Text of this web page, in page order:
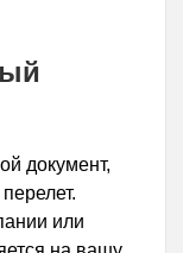
документ,
или